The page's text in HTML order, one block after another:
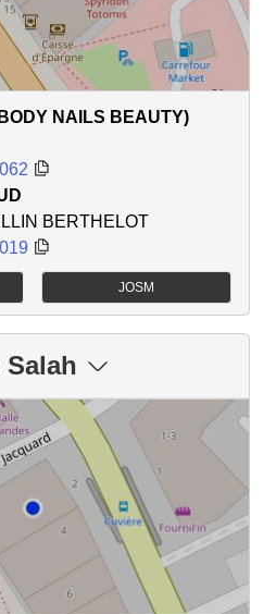
NAILS BEAUTY)
BERTHELOT
JOSM